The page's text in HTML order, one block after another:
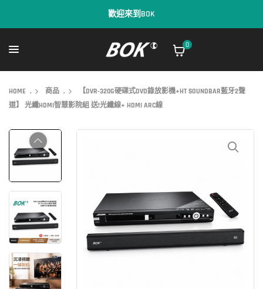
歡迎來到BOK
0
HOME . 商品 .
【DVR-320G硬碟式DVD錄放影機+HT SOUNDBAR藍牙2聲
道】 光纖HDMI智慧影院組 送!光纖線+ HDMI ARC線